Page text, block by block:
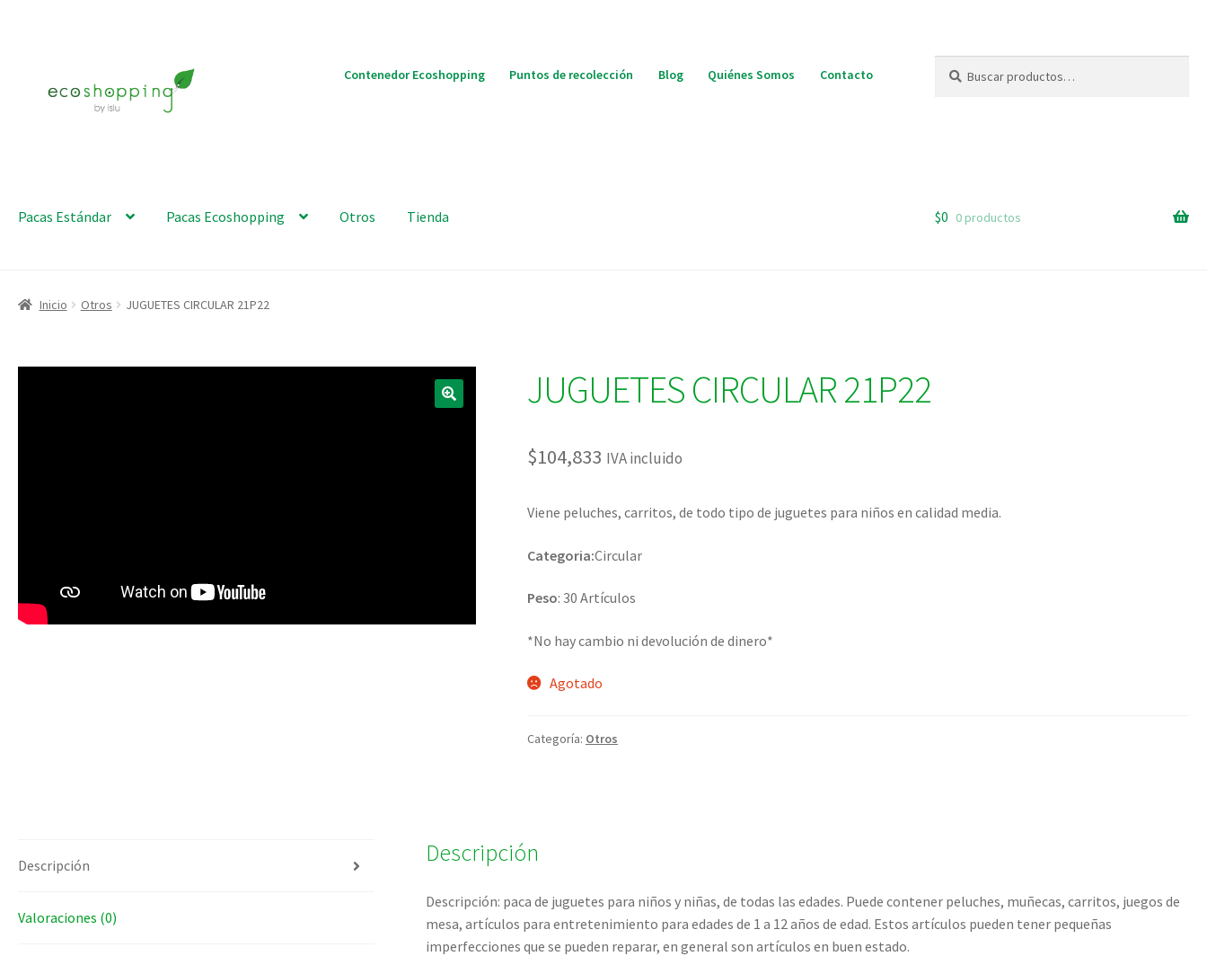
Contenedor Ecoshopping Puntos de recolección Blog Quiénes Somos Contacto
por:
Pacas Estándar Pacas Ecoshopping Otros Tienda $0 0 productos
Inicio Otros JUGUETES CIRCULAR 21P22
JUGUETES CIRCULAR 21P22
$104,833 IVA incluido
Viene peluches, carritos, de todo tipo de juguetes para niños en calidad media.
Categoria:Circular
Peso: 30 Artículos
*No hay cambio ni devolución de dinero*
Agotado
Categoría: Otros
Descripción
Valoraciones (0)
Descripción
Descripción: paca de juguetes para niños y niñas, de todas las edades. Puede contener peluches, muñecas, carritos, juegos de
mesa, artículos para entretenimiento para edades de 1 a 12 años de edad. Estos artículos pueden tener pequeñas
imperfecciones que se pueden reparar, en general son artículos en buen estado.